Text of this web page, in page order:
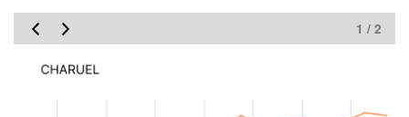
1 / 2